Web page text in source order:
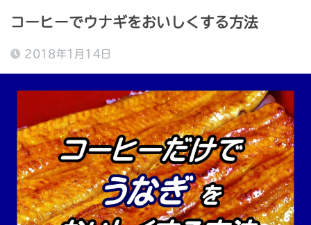
コーヒーでウナギをおいしくする方法
2018年1月14日